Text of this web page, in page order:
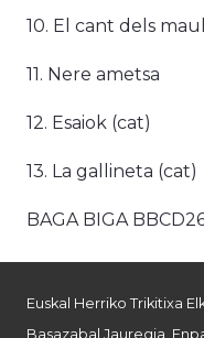
10. El cant dels
11. Nere ametsa
12. Esaiok (cat)
13. La gallineta (cat)
BAGA BIGA
Euskal Herriko Trikitixa
Basazabal Jauregia,